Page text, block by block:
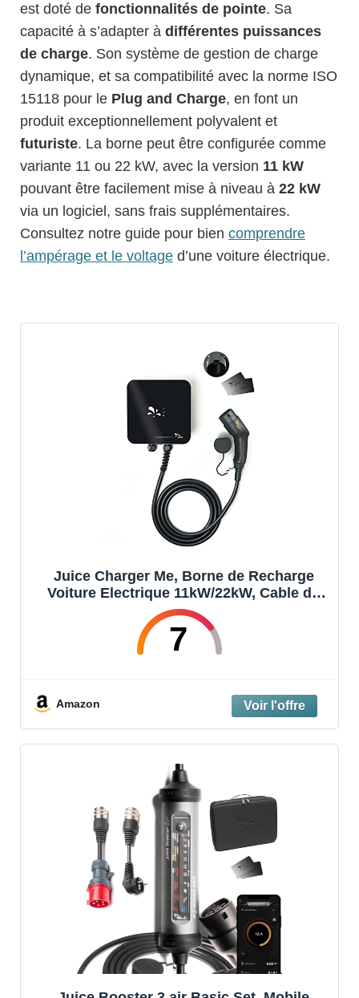
est doté de fonctionnalités de pointe. Sa
capacité à s’adapter à différentes puissances
de charge. Son système de gestion de charge
dynamique, et sa compatibilité avec la norme ISO
15118 pour le Plug and Charge, en font un
produit exceptionnellement polyvalent et
futuriste. La borne peut être configurée comme
variante 11 ou 22 kW, avec la version 11 kW
pouvant être facilement mise à niveau à 22 kW
via un logiciel, sans frais supplémentaires.
Consultez notre guide pour bien comprendre
l’ampérage et le voltage d’une voiture électrique.
Juice Charger Me, Borne de Recharge
Voiture Electrique 11kW/22kW, Cable de
Recharge Type 2 Compatible avec Tous
Les Véhicules Électriques, Facile à
Installer, Étanche et Résistant, Activé par
7
Amazon